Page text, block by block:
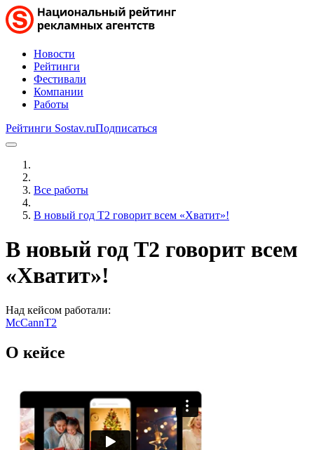
Новости
Рейтинги
Фестивали
Компании
Работы
Рейтинги Sostav.ruПодписаться
Все работы
В новый год T2 говорит всем «Хватит»!
В новый год T2 говорит всем
«Хватит»!
Над кейсом работали:
McCannT2
О кейсе